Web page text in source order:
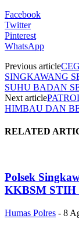
Facebook
Twitter
Pinterest
WhatsApp
Previous article
SINGKAWANG
SUHU BADAN
Next article
HIMBAU DAN
RELATED
Polsek
KKBSM STIH
Humas Polres - 8